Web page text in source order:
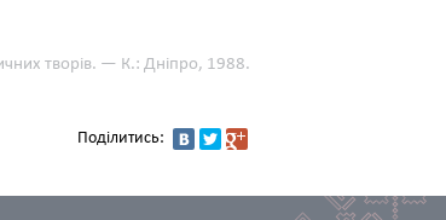
творів. — К.: Дніпро, 1988.
Поділитись: